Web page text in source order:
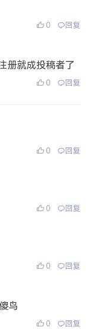
0 回复
册就成投稿者了
0 回复
0 回复
0 回复
0 回复
鸟
0 回复